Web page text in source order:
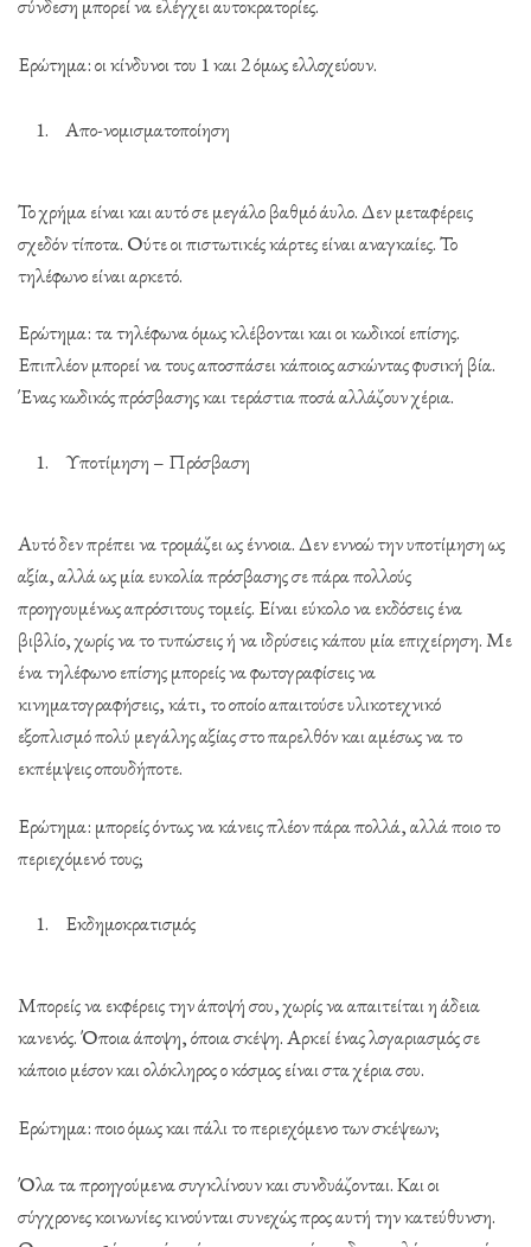
σύνδεση μπορεί να ελέγχει αυτοκρατορίες.
Ερώτημα: οι κίνδυνοι του 1 και 2 όμως ελλοχεύουν.
Απο-νομισματοποίηση
Το χρήμα είναι και αυτό σε μεγάλο βαθμό άυλο. Δεν μεταφέρεις
σχεδόν τίποτα. Ούτε οι πιστωτικές κάρτες είναι αναγκαίες. Το
τηλέφωνο είναι αρκετό.
Ερώτημα: τα τηλέφωνα όμως κλέβονται και οι κωδικοί επίσης.
Επιπλέον μπορεί να τους αποσπάσει κάποιος ασκώντας φυσική βία.
Ένας κωδικός πρόσβασης και τεράστια ποσά αλλάζουν χέρια.
Υποτίμηση – Πρόσβαση
Αυτό δεν πρέπει να τρομάζει ως έννοια. Δεν εννοώ την υποτίμηση ως
αξία, αλλά ως μία ευκολία πρόσβασης σε πάρα πολλούς
προηγουμένως απρόσιτους τομείς. Είναι εύκολο να εκδόσεις ένα
βιβλίο, χωρίς να το τυπώσεις ή να ιδρύσεις κάπου μία επιχείρηση. Με
ένα τηλέφωνο επίσης μπορείς να φωτογραφίσεις να
κινηματογραφήσεις, κάτι, το οποίο απαιτούσε υλικοτεχνικό
εξοπλισμό πολύ μεγάλης αξίας στο παρελθόν και αμέσως να το
εκπέμψεις οπουδήποτε.
Ερώτημα: μπορείς όντως να κάνεις πλέον πάρα πολλά, αλλά ποιο το
περιεχόμενό τους;
Εκδημοκρατισμός
Μπορείς να εκφέρεις την άποψή σου, χωρίς να απαιτείται η άδεια
κανενός. Όποια άποψη, όποια σκέψη. Αρκεί ένας λογαριασμός σε
κάποιο μέσον και ολόκληρος ο κόσμος είναι στα χέρια σου.
Ερώτημα: ποιο όμως και πάλι το περιεχόμενο των σκέψεων;
Όλα τα προηγούμενα συγκλίνουν και συνδυάζονται. Και οι
σύγχρονες κοινωνίες κινούνται συνεχώς προς αυτή την κατεύθυνση.